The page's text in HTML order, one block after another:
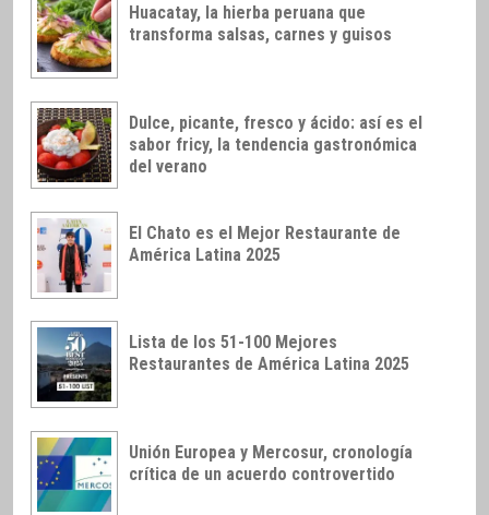
Huacatay, la hierba peruana que
transforma salsas, carnes y guisos
Dulce, picante, fresco y ácido: así es el
sabor fricy, la tendencia gastronómica
del verano
El Chato es el Mejor Restaurante de
América Latina 2025
Lista de los 51-100 Mejores
Restaurantes de América Latina 2025
Unión Europea y Mercosur, cronología
crítica de un acuerdo controvertido